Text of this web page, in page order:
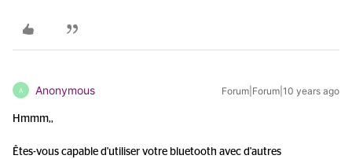
A Anonymous Forum|Forum|10 years ago
Hmmm,,
Êtes-vous capable d'utiliser votre bluetooth avec d'autres